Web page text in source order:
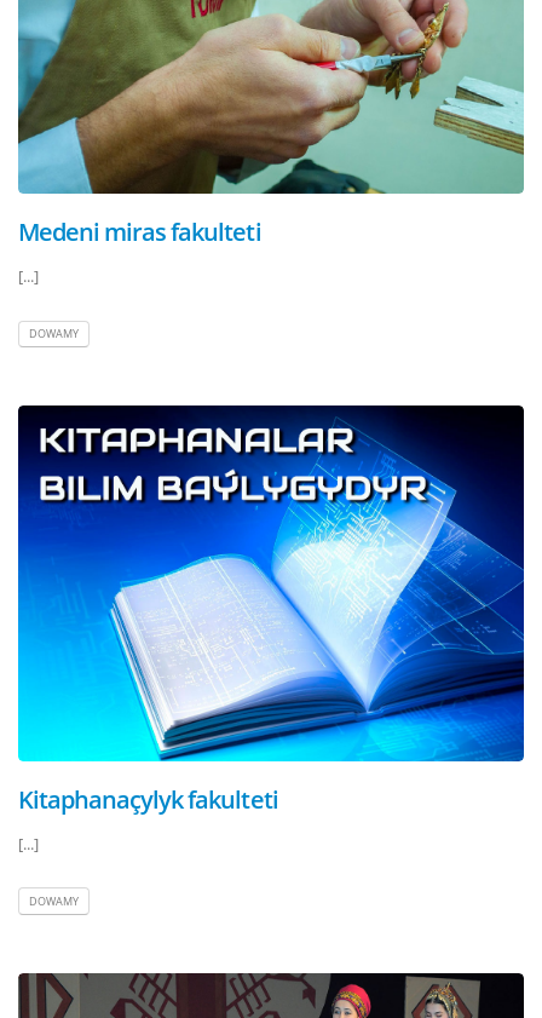
Medeni miras fakulteti
[...]
DOWAMY
Kitaphanaçylyk fakulteti
[...]
DOWAMY